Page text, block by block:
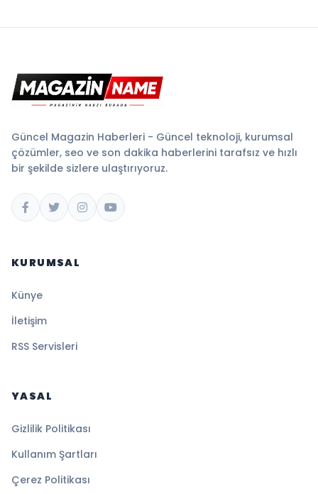
Güncel Magazin Haberleri - Güncel teknoloji, kurumsal
çözümler, seo ve son dakika haberlerini tarafsız ve hızlı
bir şekilde sizlere ulaştırıyoruz.
KURUMSAL
Künye
İletişim
RSS Servisleri
YASAL
Gizlilik Politikası
Kullanım Şartları
Çerez Politikası